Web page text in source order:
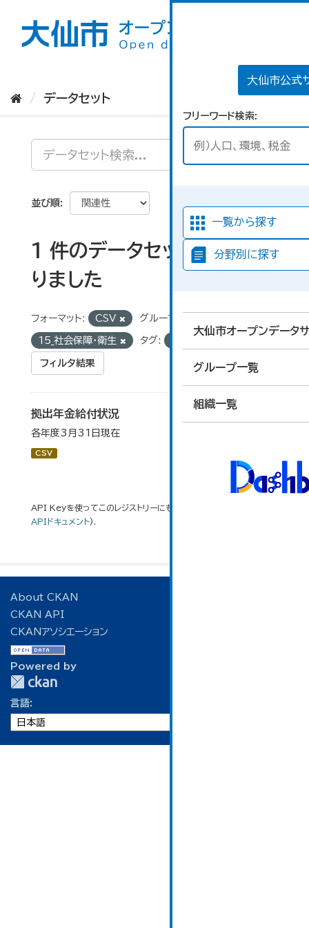
大仙市公式
フリーワード検索
一覧から探す
分野別に探す
大仙市オープンデータ
グループ一覧
組織一覧
データセット
並び順
1 件のデータセットが見つか
りました
フォーマット: CSV グループ:
15_社会保障・衛生 タグ:
フィルタ結果
拠出年金給付状況
各年度3月31日現在
CSV
API Keyを使ってこのレジストリーにもアクセス可能です
APIドキュメント).
About CKAN
CKAN API
CKANアソシエーション
Powered by
言語